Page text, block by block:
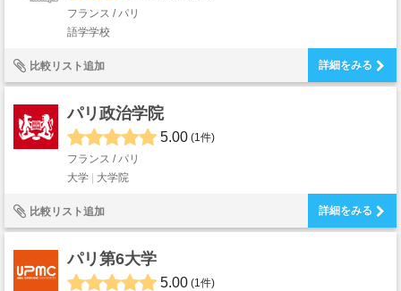
フランス / パリ
語学学校
比較リスト追加 詳細をみる
パリ政治学院
5.00 (1件)
フランス / パリ
大学
大学院
比較リスト追加 詳細をみる
パリ第6大学
5.00 (1件)